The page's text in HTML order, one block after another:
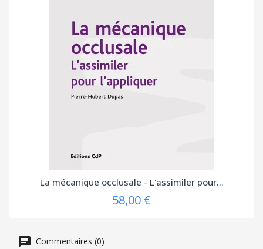
La mécanique occlusale - L'assimiler pour...
58,00 €
Commentaires (0)